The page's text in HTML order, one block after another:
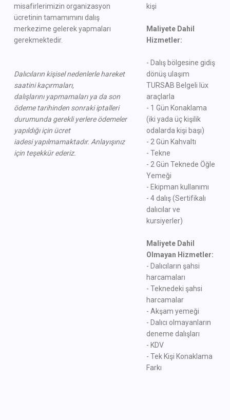
misafirlerimizin organizasyon
ücretinin tamamımını dalış
merkezime gelerek yapmaları
gerekmektedir.
Dalıcıların kişisel nedenlerle hareket
saatini kaçırmaları,
dalışlarını yapmamaları ya da son
ödeme tarihinden sonraki iptalleri
durumunda gerekliyerlere ödemeler
yapıldığı için ücret
iadesiyapılmamaktadır. Anlayışınız
için teşekkür ederiz.
kişi
Maliyete Dahil
Hizmetler:
- Dalış bölgesine gidiş
dönüş ulaşım
TURSAB Belgeli lüx
araçlarla
- 1 Gün Konaklama
(iki yada üç kişilik
odalarda kişi başı)
- 2 Gün Kahvaltı
- Tekne
- 2 Gün Teknede Öğle
Yemeği
- Ekipman kullanımı
- 4 dalış (Sertifikalı
dalıcılar ve
kursiyerler)
Maliyete Dahil
Olmayan Hizmetler:
- Dalıcıların şahsi
harcamaları
- Teknedeki şahsi
harcamalar
- Akşam yemeği
- Dalıcı olmayanların
deneme dalışları
- KDV
- Tek Kişi Konaklama
Farkı